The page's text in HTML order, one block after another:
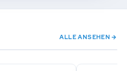
ALLE ANSEHEN →